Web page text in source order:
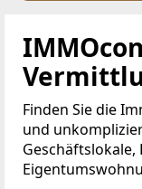
Finden Sie die
und